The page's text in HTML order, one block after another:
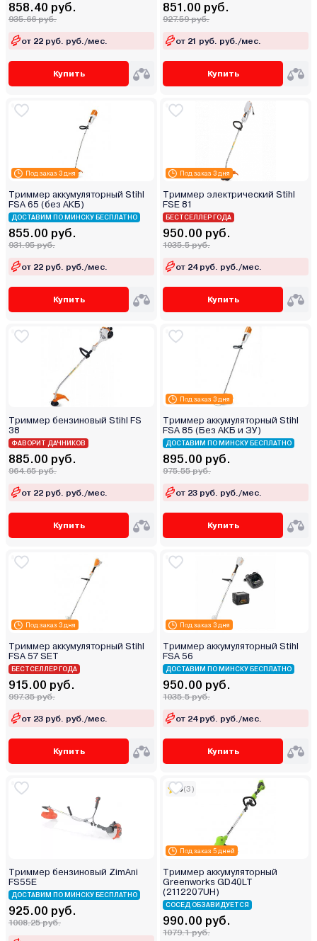
858.40 руб.
935.66 руб.
от 22 руб. руб./мес.
Купить
851.00 руб.
927.59 руб.
от 21 руб. руб./мес.
Купить
Под заказ 3 дня
Триммер аккумуляторный Stihl
FSA 65 (без АКБ)
ДОСТАВИМ ПО МИНСКУ БЕСПЛАТНО
855.00 руб.
931.95 руб.
от 22 руб. руб./мес.
Купить
Под заказ 3 дня
Триммер электрический Stihl
FSE 81
БЕСТСЕЛЛЕР ГОДА
950.00 руб.
1035.5 руб.
от 24 руб. руб./мес.
Купить
Триммер бензиновый Stihl FS
38
ФАВОРИТ ДАЧНИКОВ
885.00 руб.
964.65 руб.
от 22 руб. руб./мес.
Купить
Под заказ 3 дня
Триммер аккумуляторный Stihl
FSA 85 (Без АКБ и ЗУ)
ДОСТАВИМ ПО МИНСКУ БЕСПЛАТНО
895.00 руб.
975.55 руб.
от 23 руб. руб./мес.
Купить
Под заказ 3 дня
Триммер аккумуляторный Stihl
FSA 57 SET
БЕСТСЕЛЛЕР ГОДА
915.00 руб.
997.35 руб.
от 23 руб. руб./мес.
Купить
Под заказ 3 дня
Триммер аккумуляторный Stihl
FSA 56
ДОСТАВИМ ПО МИНСКУ БЕСПЛАТНО
950.00 руб.
1035.5 руб.
от 24 руб. руб./мес.
Купить
Триммер бензиновый ZimAni
FS55E
ДОСТАВИМ ПО МИНСКУ БЕСПЛАТНО
925.00 руб.
1008.25 руб.
Под заказ 5 дней
5(3)
Триммер аккумуляторный
Greenworks GD40LT
(2112207UH)
СОСЕД ОБЗАВИДУЕТСЯ
990.00 руб.
1079.1 руб.